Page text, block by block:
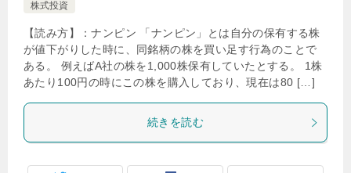
株式投資
【読み方】：ナンピン 「ナンピン」とは自分の保有する株
が値下がりした時に、同銘柄の株を買い足す行為のことで
ある。 例えばA社の株を1,000株保有していたとする。 1株
あたり100円の時にこの株を購入しており、現在は80 […]
続きを読む